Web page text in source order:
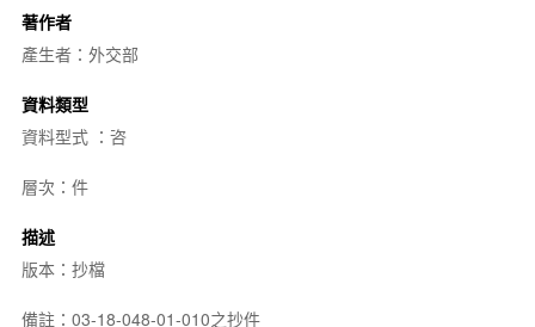
著作者
產生者：外交部
資料類型
資料型式 ：咨
層次：件
描述
版本：抄檔
備註：03-18-048-01-010之抄件